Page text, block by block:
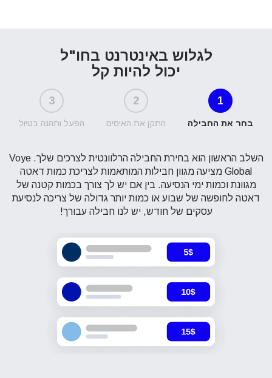
לגלוש באינטרנט בחו"ל
יכול להיות קל
1
בחר את החבילה
2
התקן את האיסים
3
הפעל ותהנה בטיול
השלב הראשון הוא בחירת החבילה הרלוונטית לצרכים שלך. Voye
Global מציעה מגוון חבילות המותאמות לצריכת כמות דאטה
מגוונת וכמות ימי הנסיעה. בין אם יש לך צורך בכמות קטנה של
דאטה לחופשה של שבוע או כמות יותר גדולה של צריכה לנסיעת
עסקים של חודש, יש לנו חבילה עבורך!